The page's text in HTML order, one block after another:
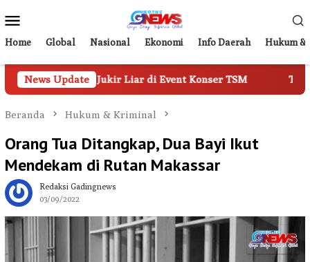
ke
kontenMobile
Home Global Nasional Ekonomi Info Daerah Hukum &
News Update
Jukir Liar di Event Konser TSM Tampil di Forum
Beranda Hukum & Kriminal
Orang Tua Ditangkap, Dua Bayi Ikut
Mendekam di Rutan Makassar
Redaksi Gadingnews
03/09/2022